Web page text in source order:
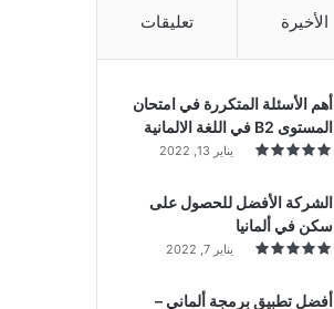
الأخيرة تعليقات
أهم الأسئلة المتكررة في امتحان
المستوى B2 في اللغة الالمانية
يناير 13, 2022
الشركة الأفضل للحصول على
سكن في ألمانيا
يناير 7, 2022
أفضل تطبيق برمجة ألماني –